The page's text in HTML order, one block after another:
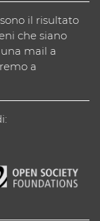
il risultato
che siano
mail a
a